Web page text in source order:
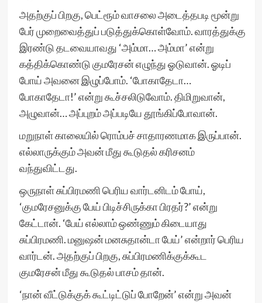
அதற்குப் பிறகு, பெட்ரூம் வாசலை அடைத்தபடி மூன்று
பேர் முறைவைத்துப் படுத்துக்கொள்வோம். வாரத்துக்கு
இரண்டு தடவையாவது ‘அம்மா… அம்மா’ என்று
கத்திக்கொண்டு குமரேசன் எழுந்து ஓடுவான். ஓடிப்
போய் அவனை இழுப்போம். ‘போகாதேடா…
போகாதேடா!’ என்று கூச்சலிடுவோம். திமிறுவான்,
அழுவான்… அப்புறம் அப்படியே தூங்கிப்போவான்.
மறுநாள் காலையில் ரொம்பச் சாதாரணமாக இருப்பான்.
எல்லாருக்கும் அவன் மீது கூடுதல் கரிசனம்
வந்துவிட்டது.
ஒருநாள் சுப்பிரமணி பெரிய வார்டனிடம் போய்,
‘குமரேசனுக்கு பேய் பிடிச்சிருக்கா பிரதர்?’ என்று
கேட்டான். ‘பேய் எல்லாம் ஒண்ணும் கிடையாது
சுப்பிரமணி. மனுஷன் மனசுதான்டா பேய்’ என்றார் பெரிய
வார்டன். அதற்குப் பிறகு, சுப்பிரமணிக்குக்கூட
குமரேசன் மீது கூடுதல் பாசம் தான்.
‘நான் வீட்டுக்குக் கூட்டிட்டுப் போறேன்’ என்று அவன்